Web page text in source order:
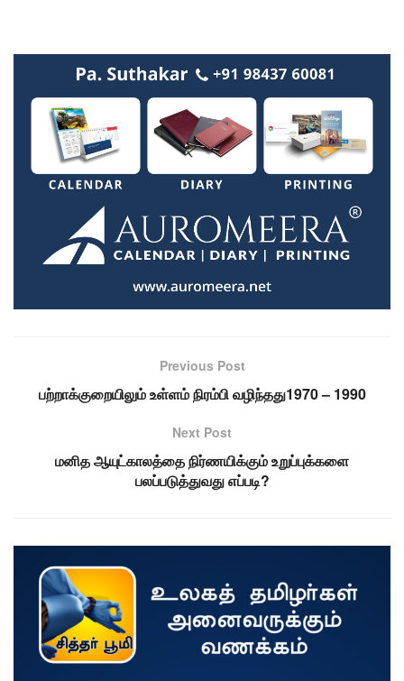
Previous Post
பற்றாக்குறையிலும் உள்ளம் நிரம்பி வழிந்தது1970 – 1990
Next Post
மனித ஆயுட்காலத்தை நிர்ணயிக்கும் உறுப்புக்களை
பலப்படுத்துவது எப்படி?